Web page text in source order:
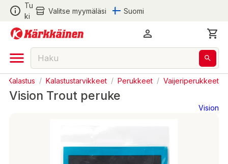
Tu
ki
Valitse myymäläsi Suomi
Kalastus / Kalastustarvikkeet / Perukkeet / Vaijeriperukkeet
Vision Trout peruke
Vision